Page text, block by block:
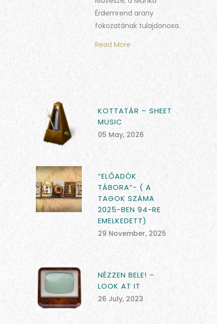
Érdemrend arany
fokozatának tulajdonosa.
Read More
KOTTATÁR – SHEET
MUSIC
05 May, 2026
“ELŐADÓK
TÁBORA”- ( A
TAGOK SZÁMA
2025-BEN 94-RE
EMELKEDETT)
29 November, 2025
NÉZZEN BELE! –
LOOK AT IT
26 July, 2023